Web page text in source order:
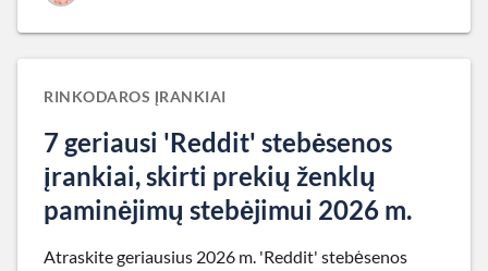
RINKODAROS ĮRANKIAI
7 geriausi 'Reddit' stebėsenos
įrankiai, skirti prekių ženklų
paminėjimų stebėjimui 2026 m.
Atraskite geriausius 2026 m. 'Reddit' stebėsenos